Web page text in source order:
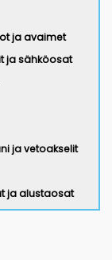
ja avaimet
ja sähköosat
ja vetoakselit
ja alustaosat